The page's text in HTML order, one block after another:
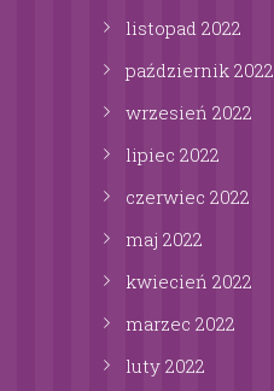
listopad 2022
październik 2022
wrzesień 2022
lipiec 2022
czerwiec 2022
maj 2022
kwiecień 2022
marzec 2022
luty 2022